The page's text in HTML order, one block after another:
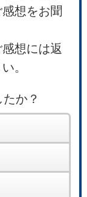
想をお聞
想には返
。
か？